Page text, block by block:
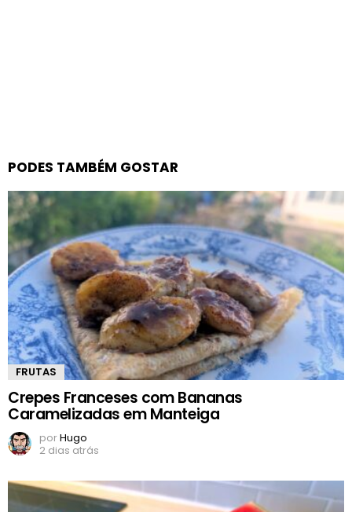
PODES TAMBÉM GOSTAR
FRUTAS
Crepes Franceses com Bananas
Caramelizadas em Manteiga
porHugo
2 dias atrás